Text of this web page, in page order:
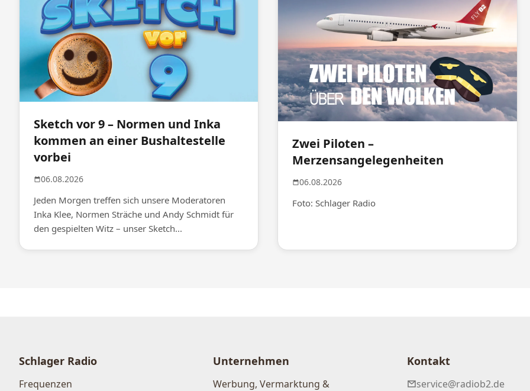
Sketch vor 9 – Normen und Inka
kommen an einer Bushaltestelle
vorbei
06.08.2026
Jeden Morgen treffen sich unsere Moderatoren
Inka Klee, Normen Sträche und Andy Schmidt für
den gespielten Witz – unser Sketch...
Zwei Piloten –
Merzensangelegenheiten
06.08.2026
Foto: Schlager Radio
Schlager Radio
Frequenzen
Unternehmen
Werbung, Vermarktung &
Kontakt
service@radiob2.de